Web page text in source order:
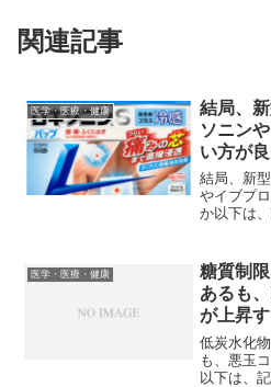
関連記事
医学・医療・健康
結局、
ソニン
い方が
結局、新
やイブプ
か以下は
ビデンス
も熱がで
医学・医療・健康
糖質制
あるも
が上昇
低炭水化
も、悪玉
以下は、